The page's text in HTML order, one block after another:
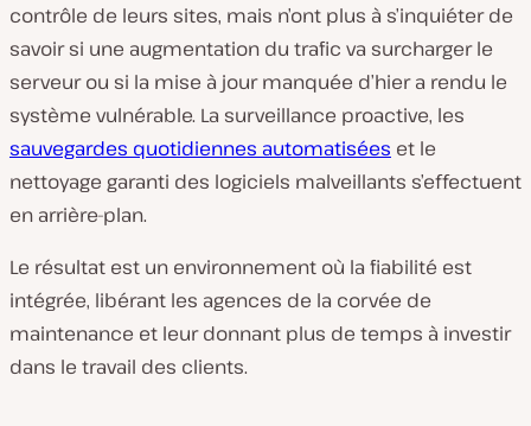
contrôle de leurs sites, mais n’ont plus à s’inquiéter de
savoir si une augmentation du trafic va surcharger le
serveur ou si la mise à jour manquée d’hier a rendu le
système vulnérable. La surveillance proactive, les
sauvegardes quotidiennes automatisées et le
nettoyage garanti des logiciels malveillants s’effectuent
en arrière-plan.
Le résultat est un environnement où la fiabilité est
intégrée, libérant les agences de la corvée de
maintenance et leur donnant plus de temps à investir
dans le travail des clients.